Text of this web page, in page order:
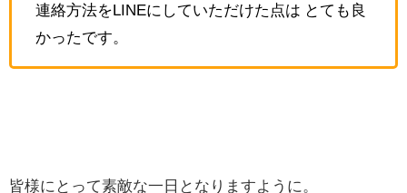
連絡方法をLINEにしていただけた点は とても良
かったです。
皆様にとって素敵な一日となりますように。